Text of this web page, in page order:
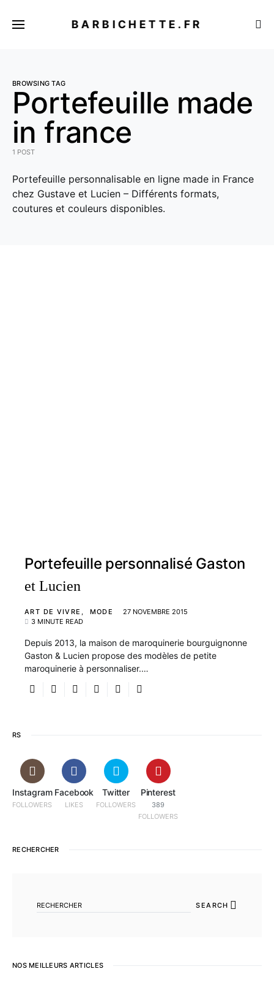
BARBICHETTE.FR
BROWSING TAG
Portefeuille made
in france
1 POST
Portefeuille personnalisable en ligne made in France
chez Gustave et Lucien – Différents formats,
coutures et couleurs disponibles.
Portefeuille personnalisé Gaston
et Lucien
ART DE VIVRE MODE
27 NOVEMBRE 2015
3 MINUTE READ
Depuis 2013, la maison de maroquinerie bourguignonne
Gaston & Lucien propose des modèles de petite
maroquinerie à personnaliser.…
RS
Instagram
FOLLOWERS
Facebook
LIKES
Twitter
FOLLOWERS
Pinterest
389
FOLLOWERS
RECHERCHER
SEARCH
NOS MEILLEURS ARTICLES